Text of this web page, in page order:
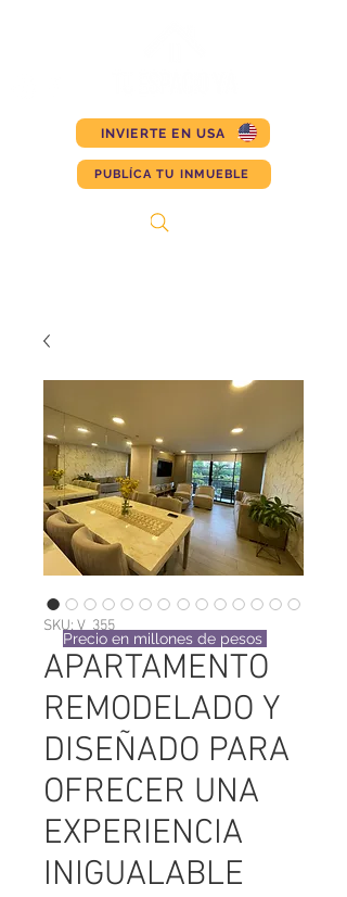
INVIERTE EN USA
PUBLÍCA TU INMUEBLE
SKU: V_355
APARTAMENTO
REMODELADO Y
DISEÑADO PARA
OFRECER UNA
EXPERIENCIA
INIGUALABLE
Precio en millones de pesos